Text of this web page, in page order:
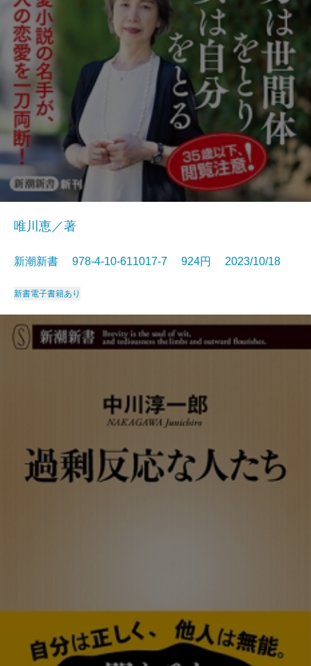
唯川恵／著
新潮新書 978-4-10-611017-7 924円 2023/10/18
新書電子書籍あり